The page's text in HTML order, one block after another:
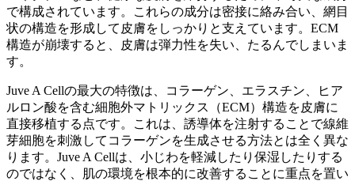
で構成されています。これらの成分は密接に絡み合い、網目
状の構造を形成して皮膚をしっかりと支えています。ECM
構造が崩壊すると、皮膚は弾力性を失い、たるんでしまいま
す。
Juve A Cellの最大の特徴は、コラーゲン、エラスチン、ヒア
ルロン酸を含む細胞外マトリックス（ECM）構造を皮膚に
直接移植する点です。これは、誘導体を注射することで線維
芽細胞を刺激してコラーゲンを生成させる方法とは全く異な
ります。Juve A Cellは、小じわを軽減したり保湿したりする
のではなく、肌の環境を根本的に改善することに重点を置い